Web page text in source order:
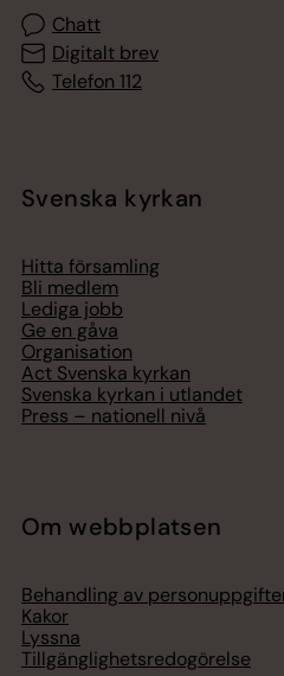
Chatt
Digitalt brev
Telefon 112
Svenska kyrkan
Hitta församling
Bli medlem
Lediga jobb
Ge en gåva
Organisation
Act Svenska kyrkan
Svenska kyrkan i utlandet
Press – nationell nivå
Om webbplatsen
Behandling av
Kakor
Lyssna
Tillgänglighetsredogörelse